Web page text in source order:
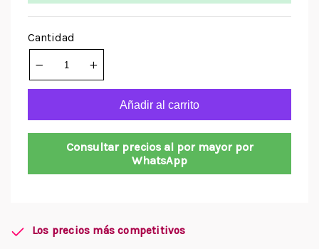
Cantidad
Añadir al carrito
Consultar precios al por mayor por
WhatsApp
Los precios más competitivos